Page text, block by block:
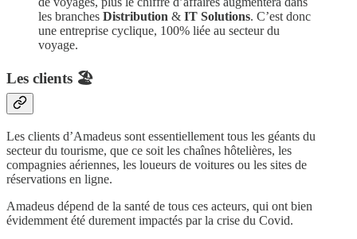
les branches Distribution & IT Solutions. C’est donc
une entreprise cyclique, 100% liée au secteur du
voyage.
Les clients 🏖
Les clients d’Amadeus sont essentiellement tous les géants du
secteur du tourisme, que ce soit les chaînes hôtelières, les
compagnies aériennes, les loueurs de voitures ou les sites de
réservations en ligne.
Amadeus dépend de la santé de tous ces acteurs, qui ont bien
évidemment été durement impactés par la crise du Covid.